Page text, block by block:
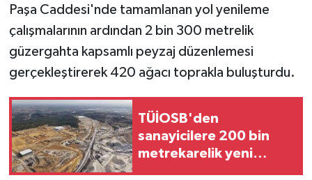
Paşa Caddesi'nde tamamlanan yol yenileme
çalışmalarının ardından 2 bin 300 metrelik
güzergahta kapsamlı peyzaj düzenlemesi
gerçekleştirerek 420 ağacı toprakla buluşturdu.
TÜİOSB'den
sanayicilere 200 bin
metrekarelik yeni